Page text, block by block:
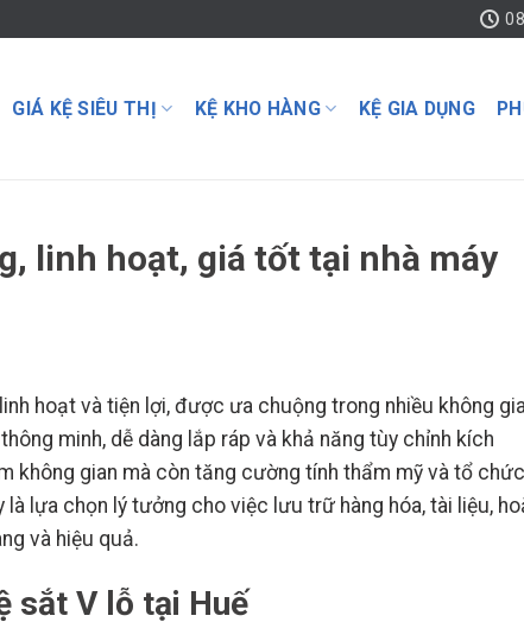
GIÁ KỆ SIÊU THỊ KỆ KHO HÀNG KỆ GIA DỤNG
linh hoạt, giá tốt tại nhà máy
hoạt và tiện lợi, được ưa chuộng trong nhiều không
minh, dễ dàng lắp ráp và khả năng tùy chỉnh kích
không gian mà còn tăng cường tính thẩm mỹ và tổ chức
lựa chọn lý tưởng cho việc lưu trữ hàng hóa, tài liệu,
và hiệu quả.
sắt V lỗ tại Huế